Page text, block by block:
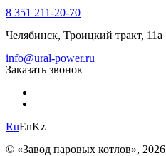
8 351 211-20-70
Челябинск, Троицкий тракт, 11а
info@ural-power.ru
Заказать звонок
RuEnKz
© «Завод паровых котлов», 2026